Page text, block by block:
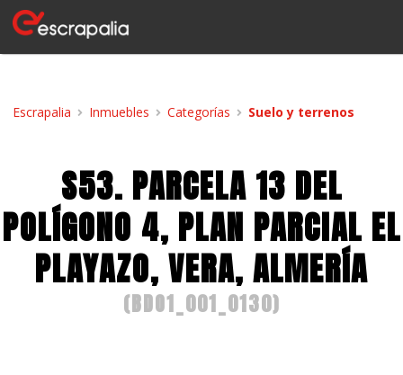
Escrapalia Inmuebles Categorías Suelo y terrenos
S53. PARCELA 13 DEL
POLÍGONO 4, PLAN PARCIAL EL
PLAYAZO, VERA, ALMERÍA
(BDO1_001_0130)